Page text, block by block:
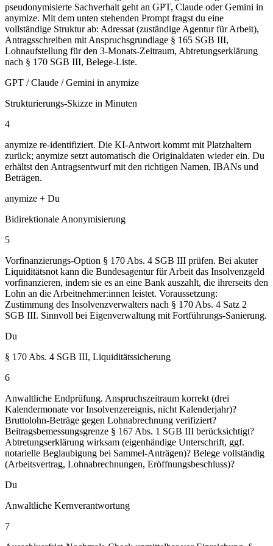
pseudonymisierte Sachverhalt geht an GPT, Claude oder Gemini in
anymize. Mit dem unten stehenden Prompt fragst du eine
vollständige Struktur ab: Adressat (zuständige Agentur für Arbeit),
Antragsschreiben mit Anspruchsgrundlage § 165 SGB III,
Lohnaufstellung für den 3-Monats-Zeitraum, Abtretungserklärung
nach § 170 SGB III, Belege-Liste.
GPT / Claude / Gemini in anymize
Strukturierungs-Skizze in Minuten
4
anymize re-identifiziert. Die KI-Antwort kommt mit Platzhaltern
zurück; anymize setzt automatisch die Originaldaten wieder ein. Du
erhältst den Antragsentwurf mit den richtigen Namen, IBANs und
Beträgen.
anymize + Du
Bidirektionale Anonymisierung
5
Vorfinanzierungs-Option § 170 Abs. 4 SGB III prüfen. Bei akuter
Liquiditätsnot kann die Bundesagentur für Arbeit das Insolvenzgeld
vorfinanzieren, indem sie es an eine Bank auszahlt, die ihrerseits den
Lohn an die Arbeitnehmer:innen leistet. Voraussetzung:
Zustimmung des Insolvenzverwalters nach § 170 Abs. 4 Satz 2
SGB III. Sinnvoll bei Eigenverwaltung mit Fortführungs-Sanierung.
Du
§ 170 Abs. 4 SGB III, Liquiditätssicherung
6
Anwaltliche Endprüfung. Anspruchszeitraum korrekt (drei
Kalendermonate vor Insolvenzereignis, nicht Kalenderjahr)?
Bruttolohn-Beträge gegen Lohnabrechnung verifiziert?
Beitragsbemessungsgrenze § 167 Abs. 1 SGB III berücksichtigt?
Abtretungserklärung wirksam (eigenhändige Unterschrift, ggf.
notarielle Beglaubigung bei Sammel-Anträgen)? Belege vollständig
(Arbeitsvertrag, Lohnabrechnungen, Eröffnungsbeschluss)?
Du
Anwaltliche Kernverantwortung
7